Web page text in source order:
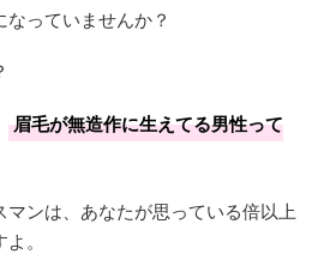
っていませんか？
眉毛が無造作に生えてる男性って
ンは、あなたが思っている倍以上
。